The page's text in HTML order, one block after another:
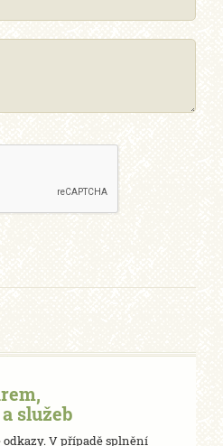
služeb
odkazy. V případě splnění